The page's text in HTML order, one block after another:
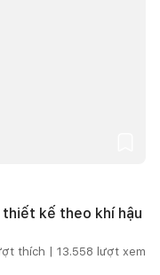
thiết kế theo khí hậu
thích | 13.558 lượt xem